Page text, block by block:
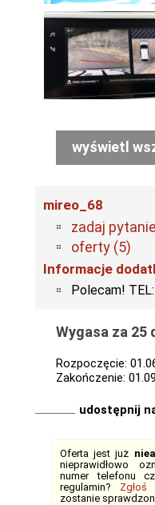
wyświetl
mireo_68
zadaj pytanie
oferty (5)
Informacje
Polecam!
Wygasa za 25
Rozpoczęcie:
Zakończenie:
udostępnij
Oferta jest już
nieprawidłowo
numer telefonu
regulamin? Zgłoś
zostanie